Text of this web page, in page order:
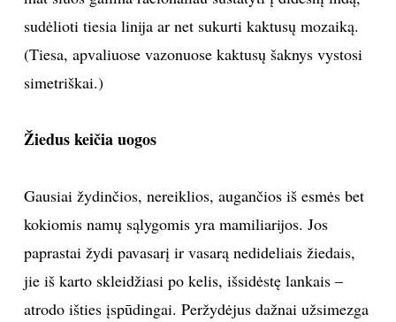
sudėlioti tiesia linija ar net sukurti kaktusų mozaiką.
(Tiesa, apvaliuose vazonuose kaktusų šaknys vystosi
simetriškai.)
Žiedus keičia uogos
Gausiai žydinčios, nereiklios, augančios iš esmės bet
kokiomis namų sąlygomis yra mamiliarijos. Jos
paprastai žydi pavasarį ir vasarą nedideliais žiedais,
jie iš karto skleidžiasi po kelis, išsidėstę lankais –
atrodo išties įspūdingai. Peržydėjus dažnai užsimezga